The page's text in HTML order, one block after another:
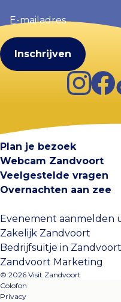
mailadres
(Vereist)
Instagram
Plan je bezoek
Webcam Zandvoort
Veelgestelde vragen
Overnachten aan zee
Evenement aanmelden
Zakelijk Zandvoort
Bedrijfsuitje in Zandvoort
Zandvoort Marketing
© 2026 Visit Zandvoort
Colofon
Privacy